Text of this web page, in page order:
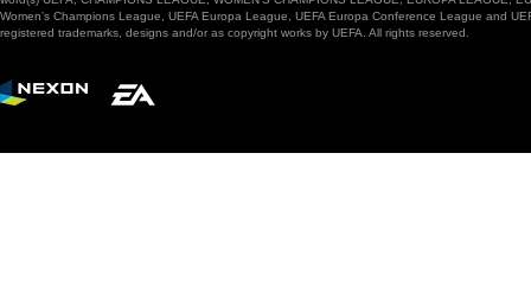
Women’s Champions League, UEFA Europa League, UEFA Europa Conference League and
registered trademarks, designs and/or as copyright works by UEFA. All rights reserved.